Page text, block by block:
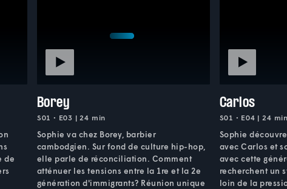
de
Borey
S01 • E03 | 24 min
Sophie va chez Borey, barbier
cambodgien. Sur fond de culture hip-hop,
elle parle de réconciliation. Comment
atténuer les tensions entre la 1re et la 2e
génération d'immigrants? Réunion unique
Carlos
S01 • E04 | 24
Sophie
avec Carlos et
avec cette
recherchent un
loin de la